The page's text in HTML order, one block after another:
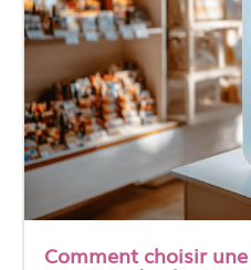
Comment choisir